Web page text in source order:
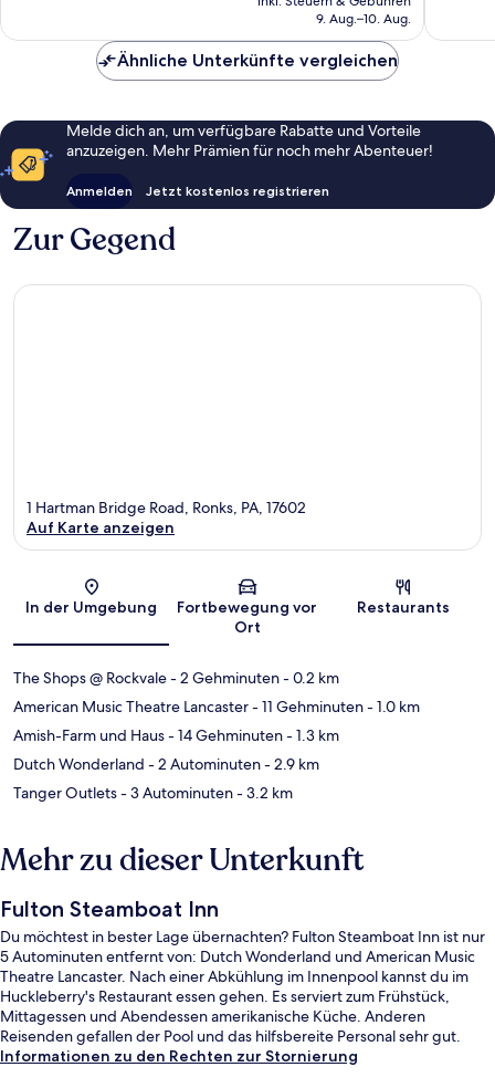
beträgt
9. Aug.–10. Aug.
Ähnliche Unterkünfte vergleichen
Melde dich an, um verfügbare Rabatte und Vorteile
anzuzeigen. Mehr Prämien für noch mehr Abenteuer!
Anmelden Jetzt kostenlos registrieren
Zur Gegend
Karte
1 Hartman Bridge Road, Ronks, PA, 17602
Auf Karte anzeigen
In der Umgebung
Fortbewegung vor
Ort
Restaurants
The Shops @ Rockvale- 2 Gehminuten- 0.2 km
American Music Theatre Lancaster- 11 Gehminuten- 1.0 km
Amish-Farm und Haus- 14 Gehminuten- 1.3 km
Dutch Wonderland - 2 Autominuten- 2.9 km
Tanger Outlets- 3 Autominuten- 3.2 km
Mehr zu dieser Unterkunft
Fulton Steamboat Inn
Du möchtest in bester Lage übernachten? Fulton Steamboat Inn ist nur
5 Autominuten entfernt von: Dutch Wonderland und American Music
Theatre Lancaster. Nach einer Abkühlung im Innenpool kannst du im
Huckleberry's Restaurant essen gehen. Es serviert zum Frühstück,
Mittagessen und Abendessen amerikanische Küche. Anderen
Reisenden gefallen der Pool und das hilfsbereite Personal sehr gut.
Informationen zu den Rechten zur Stornierung